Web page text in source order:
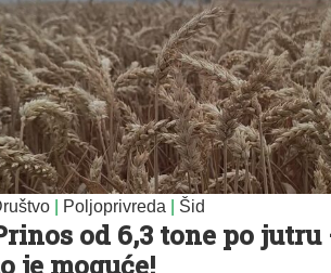
Poljoprivreda Šid
od 6,3 tone po jutru
je moguće!